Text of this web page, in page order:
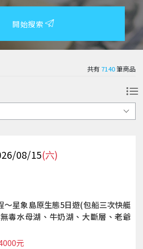
開始搜索
共有7140筆商品
08/15(六)
～星象島原生態5日遊(包船三次快艇
毒水母湖、牛奶湖、大斷層、老爺
元